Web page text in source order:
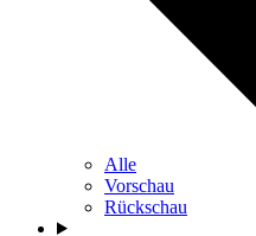
Alle
Vorschau
Rückschau